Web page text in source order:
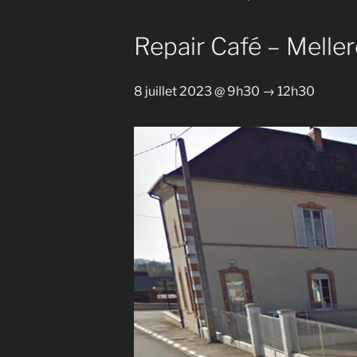
Repair Café –
8 juillet 2023 @ 9h30 → 12h30